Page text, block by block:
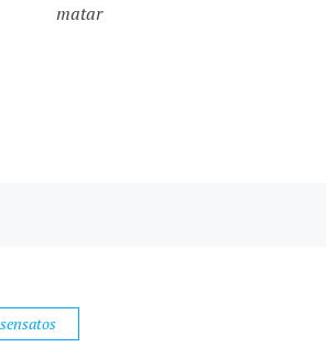
matar